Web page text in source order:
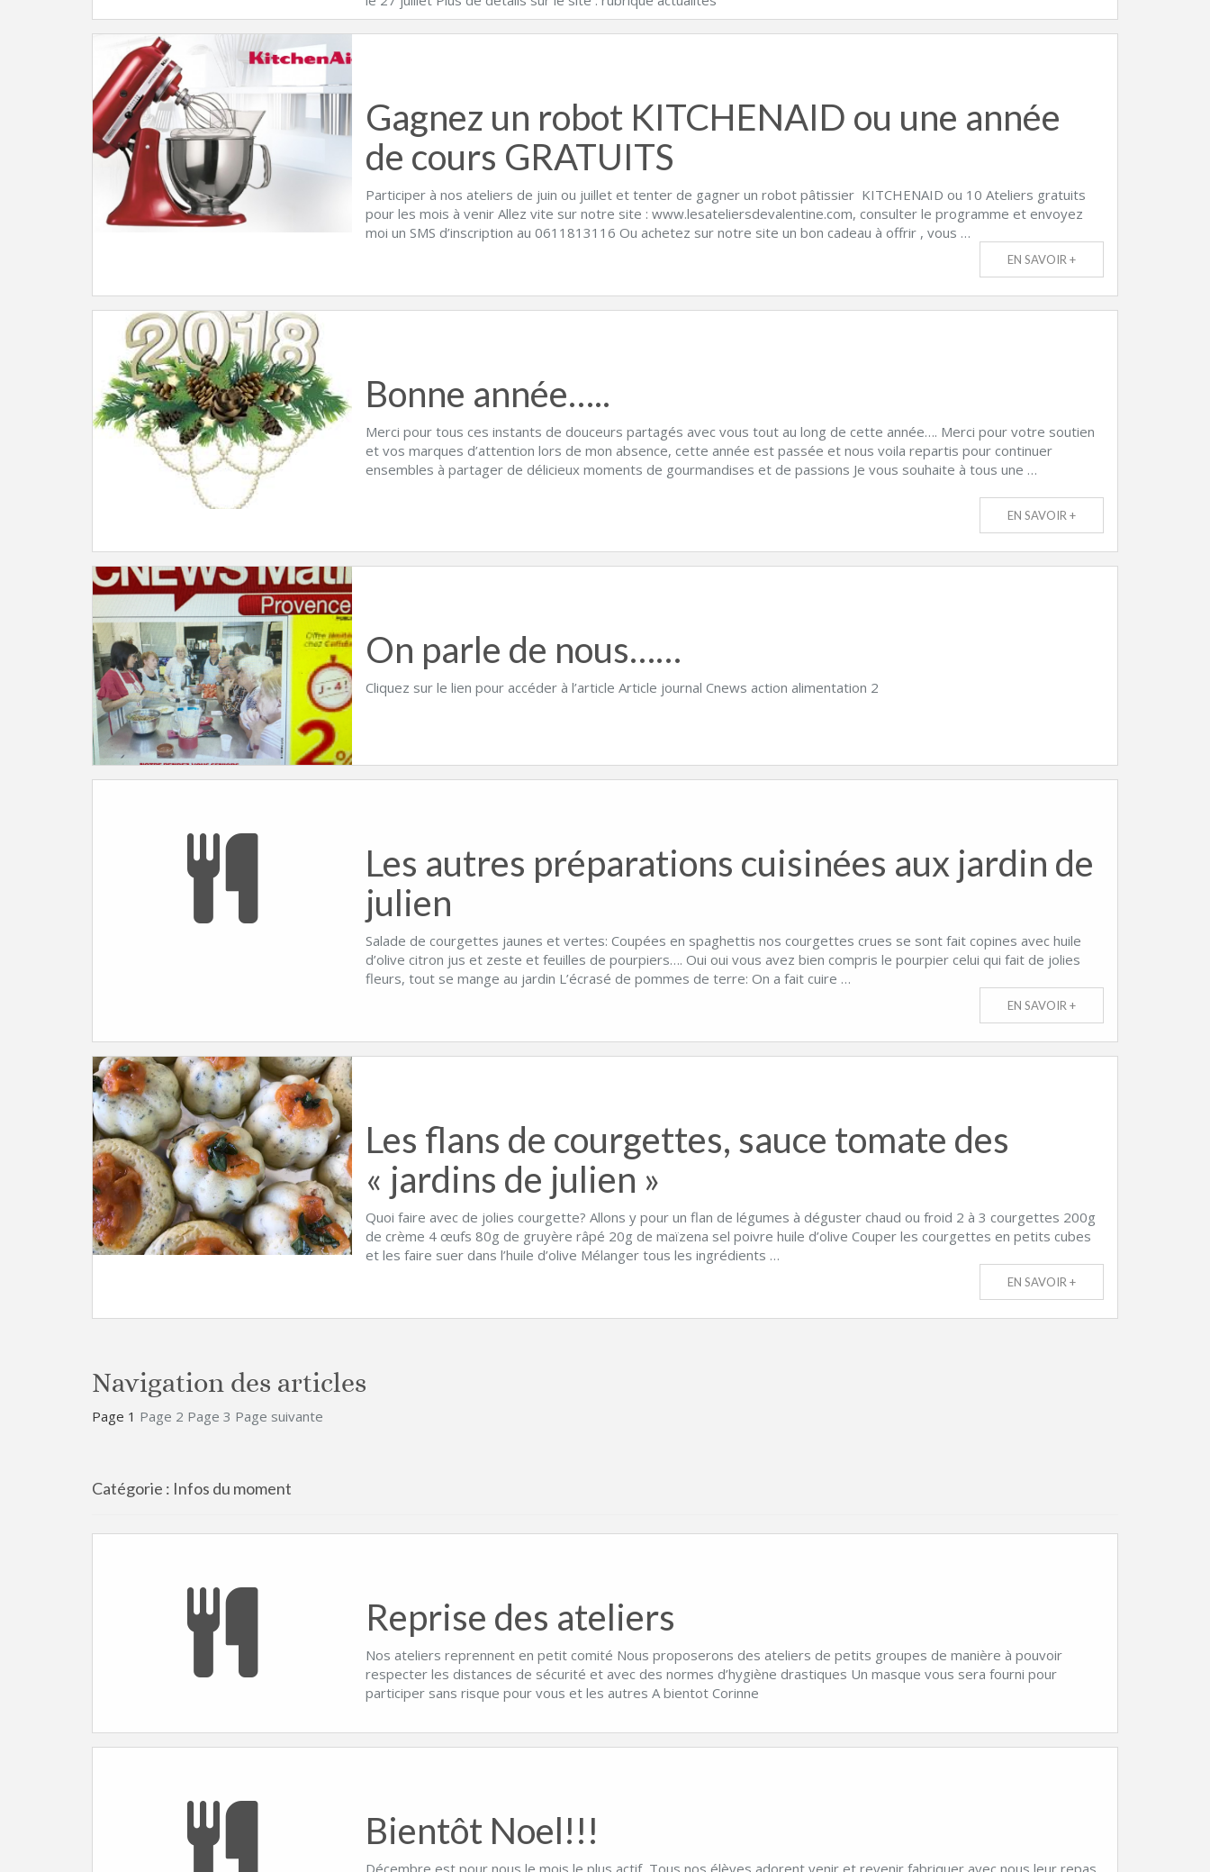
Gagnez un robot KITCHENAID ou une année
de cours GRATUITS
Participer à nos ateliers de juin ou juillet et tenter de gagner un robot pâtissier KITCHENAID ou 10 Ateliers gratuits
pour les mois à venir Allez vite sur notre site : www.lesateliersdevalentine.com, consulter le programme et envoyez
moi un SMS d’inscription au 0611813116 Ou achetez sur notre site un bon cadeau à offrir , vous …
EN SAVOIR +
Bonne année…..
Merci pour tous ces instants de douceurs partagés avec vous tout au long de cette année…. Merci pour votre soutien
et vos marques d’attention lors de mon absence, cette année est passée et nous voila repartis pour continuer
ensembles à partager de délicieux moments de gourmandises et de passions Je vous souhaite à tous une …
EN SAVOIR +
On parle de nous……
Cliquez sur le lien pour accéder à l’article Article journal Cnews action alimentation 2
Les autres préparations cuisinées aux jardin de
julien
Salade de courgettes jaunes et vertes: Coupées en spaghettis nos courgettes crues se sont fait copines avec huile
d’olive citron jus et zeste et feuilles de pourpiers…. Oui oui vous avez bien compris le pourpier celui qui fait de jolies
fleurs, tout se mange au jardin L’écrasé de pommes de terre: On a fait cuire …
EN SAVOIR +
Les flans de courgettes, sauce tomate des
« jardins de julien »
Quoi faire avec de jolies courgette? Allons y pour un flan de légumes à déguster chaud ou froid 2 à 3 courgettes 200g
de crème 4 œufs 80g de gruyère râpé 20g de maïzena sel poivre huile d’olive Couper les courgettes en petits cubes
et les faire suer dans l’huile d’olive Mélanger tous les ingrédients …
EN SAVOIR +
Navigation des articles
Page 1 Page 2 Page 3 Page suivante
Catégorie : Infos du moment
Reprise des ateliers
Nos ateliers reprennent en petit comité Nous proposerons des ateliers de petits groupes de manière à pouvoir
respecter les distances de sécurité et avec des normes d’hygiène drastiques Un masque vous sera fourni pour
participer sans risque pour vous et les autres A bientot Corinne
Bientôt Noel!!!
Décembre est pour nous le mois le plus actif, Tous nos élèves adorent venir et revenir fabriquer avec nous leur repas